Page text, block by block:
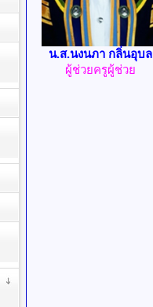
น.ส.นงนภา กลิ่นอุบล
ผู้ช่วยครูผู้ช่วย